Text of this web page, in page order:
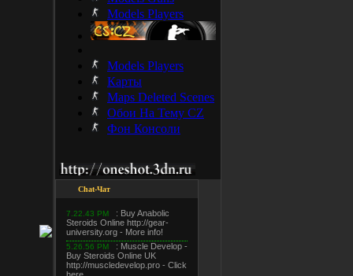
Models Players
Models Players
Карты
Maps Deleted Scenes
Обои На Тему CZ
Фон Консоли
Chat-Чат